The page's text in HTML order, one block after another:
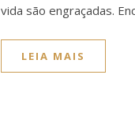
vida são engraçadas.
LEIA MAIS